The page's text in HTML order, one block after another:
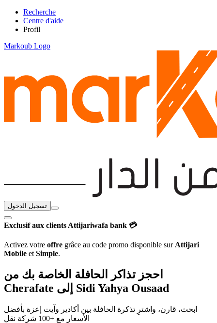
Recherche
Centre d'aide
Profil
Markoub Logo
تسجيل الدخول
Exclusif aux clients Attijariwafa bank 💳
Activez votre offre grâce au code promo disponible sur Attijari
Mobile et Simple.
احجز تذاكر الحافلة الخاصة بك من
Cherafate
Sidi Yahya Ousaad
ابحث، قارن، واشترِ تذكرة الحافلة بين أكادير و آيت إعزة بأفضل
الأسعار مع +100 شركة نقل